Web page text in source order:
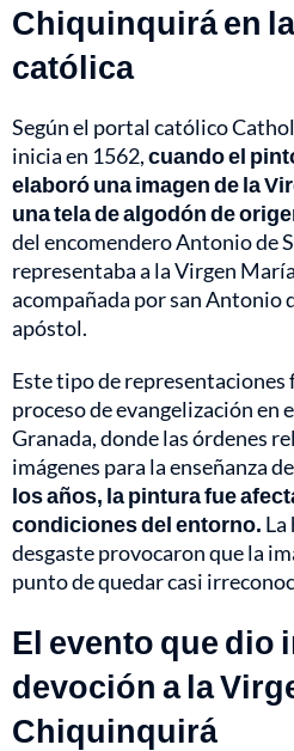
Chiquinquirá en
católica
Según el portal católico
inicia en 1562,cuando el
elaboró una imagen de la
una tela de algodón de
del encomendero Antonio de
representaba a la Virgen
acompañada por san Antonio
apóstol.
Este tipo de
proceso de evangelización en
Granada, donde las órdenes
imágenes para la enseñanza
los años, la pintura fue
condiciones del entorno. La
desgaste provocaron que la
punto de quedar casi
El evento que dio
devoción a la
Chiquinquirá